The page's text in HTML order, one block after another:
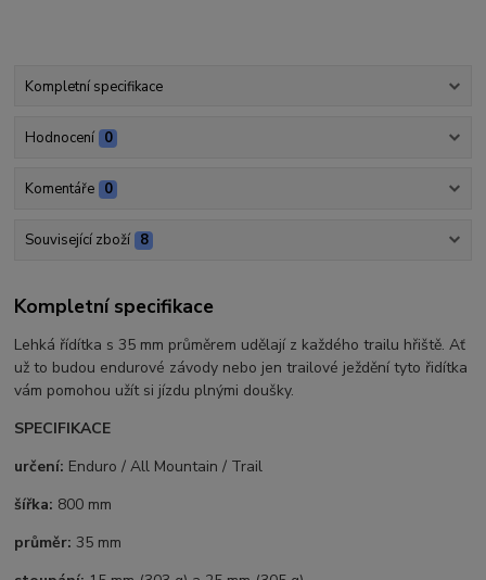
Kompletní specifikace
Hodnocení 0
Komentáře 0
Související zboží 8
Kompletní specifikace
Lehká řídítka s 35 mm průměrem udělají z každého trailu hřiště. Ať
už to budou endurové závody nebo jen trailové ježdění tyto řidítka
vám pomohou užít si jízdu plnými doušky.
SPECIFIKACE
určení: Enduro / All Mountain / Trail
šířka: 800 mm
průměr: 35 mm